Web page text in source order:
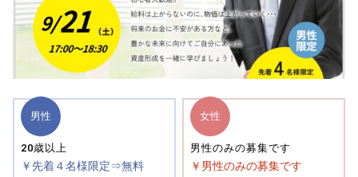
男性
20歳以上
￥先着４名様限定⇒無料
女性
男性のみの募集です
￥男性のみの募集です